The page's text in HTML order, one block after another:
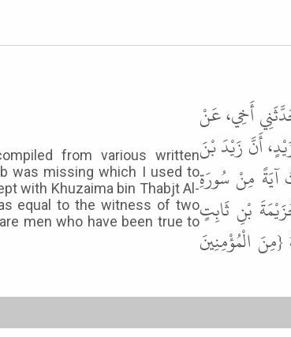
from various written
was missing which I used to
with Khuzaima bin Thabjt Al-
equal to the witness of two
men who have been true to
أَخِي، عَنْ
أَنَّ زَيْدَ بْنَ
مِنْ سُورَةِ
بْنِ ثَابِتٍ
الْمُؤْمِنِينَ